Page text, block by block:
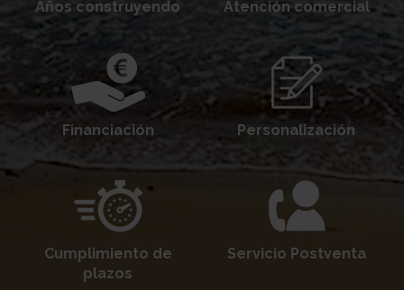
Años construyendo Atención comercial
Financiación Personalización
Cumplimiento de
plazos
Servicio Postventa